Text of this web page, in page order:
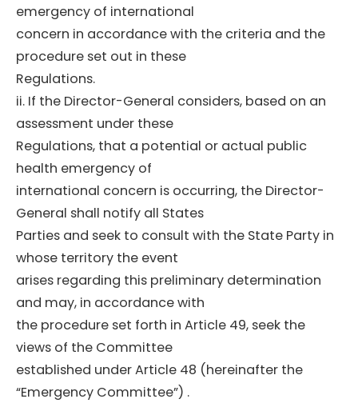
emergency of international
concern in accordance with the criteria and the
procedure set out in these
Regulations.
ii. If the Director-General considers, based on an
assessment under these
Regulations, that a potential or actual public
health emergency of
international concern is occurring, the Director-
General shall notify all States
Parties and seek to consult with the State Party in
whose territory the event
arises regarding this preliminary determination
and may, in accordance with
the procedure set forth in Article 49, seek the
views of the Committee
established under Article 48 (hereinafter the
“Emergency Committee”) .